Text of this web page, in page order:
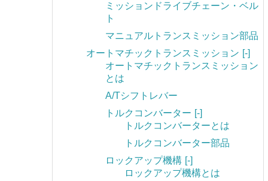
ミッションドライブチェーン・ベル
ト
マニュアルトランスミッション部品
オートマチックトランスミッション [-]
オートマチックトランスミッション
とは
A/Tシフトレバー
トルクコンバーター [-]
トルクコンバーターとは
トルクコンバーター部品
ロックアップ機構 [-]
ロックアップ機構とは